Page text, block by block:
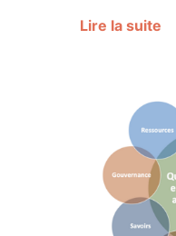
Lire la suite